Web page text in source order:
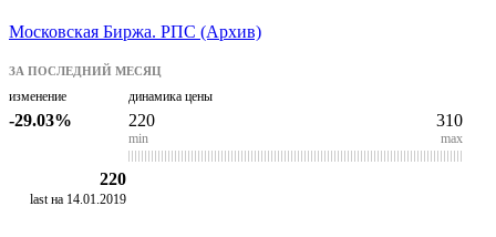
Московская Биржа. РПС (Архив)
ЗА ПОСЛЕДНИЙ МЕСЯЦ
изменение
-29.03%
динамика цены
220
min
310
max
220
last на 14.01.2019